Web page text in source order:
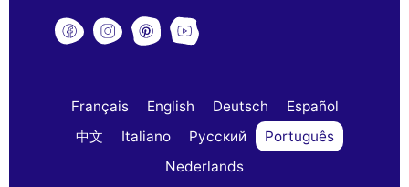
Français English Deutsch
Español
中文
Italiano Русский
Português
Nederlands